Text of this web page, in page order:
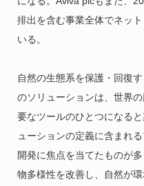
排出を含む事業全体でネッ
いる。
自然の生態系を保護・回復
のソリューションは、世界
要なツールのひとつになる
ューションの定義に含まれ
開発に焦点を当てたものが
物多様性を改善し、自然が